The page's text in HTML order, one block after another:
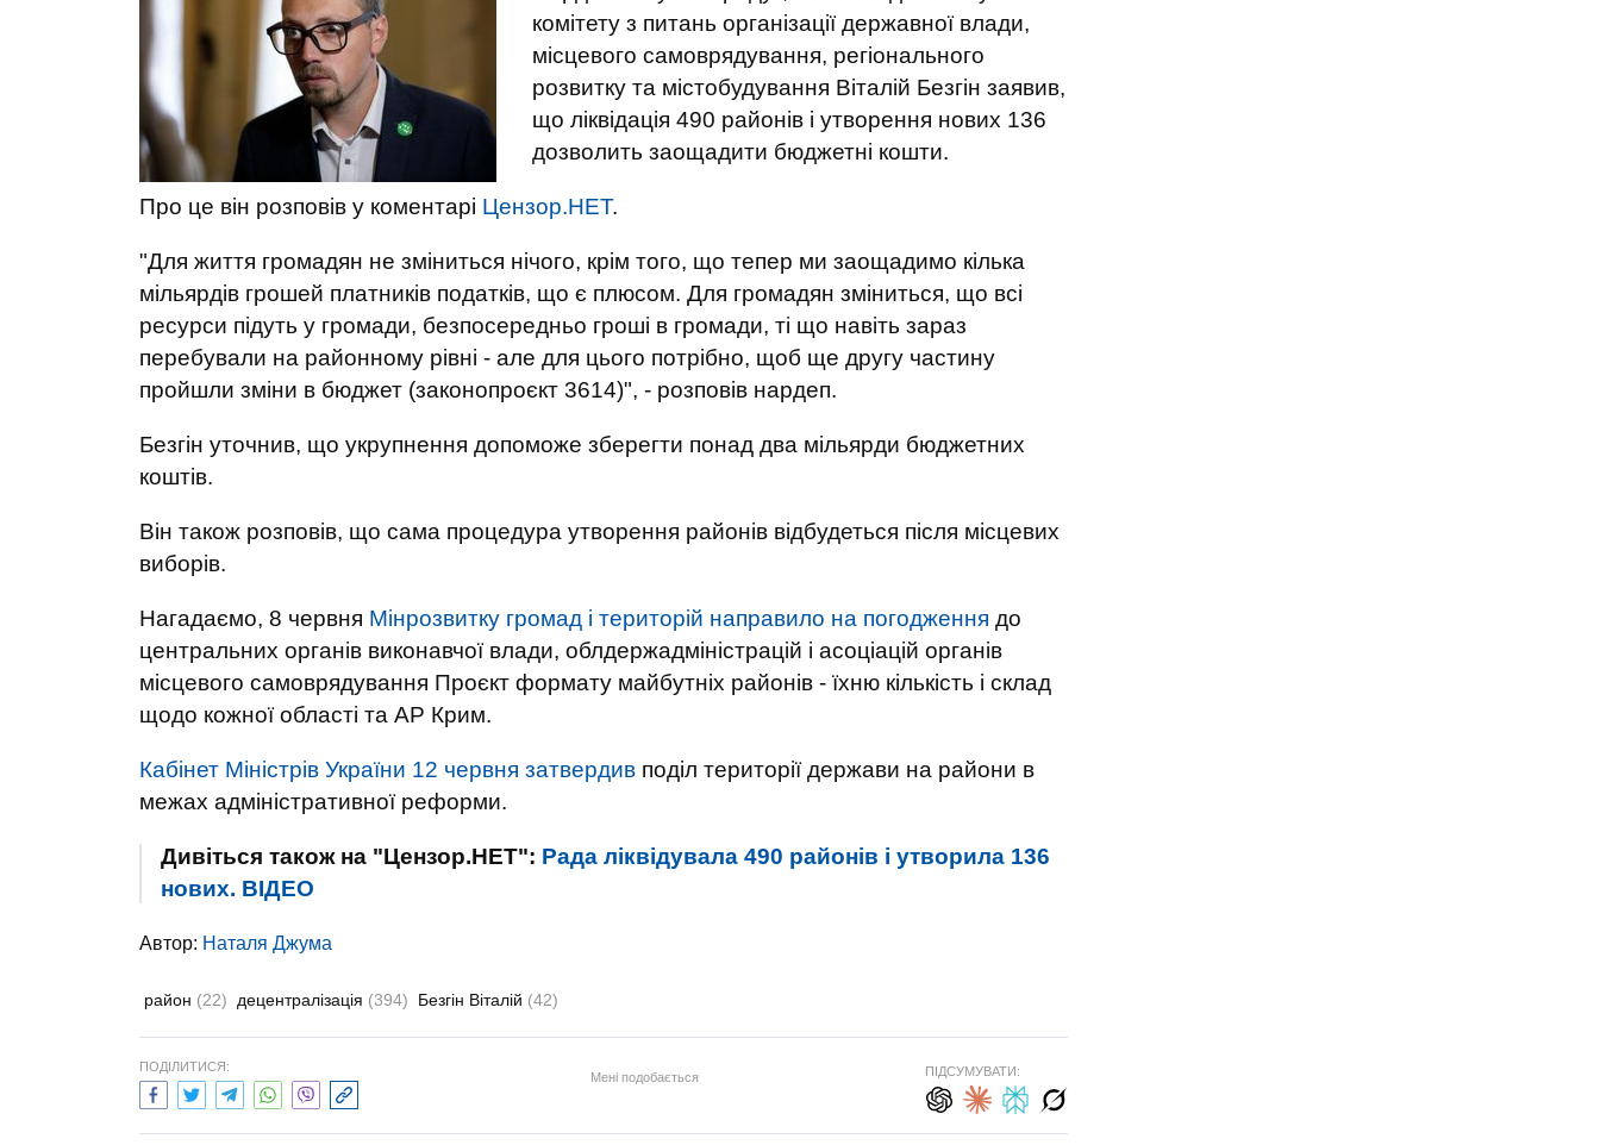
комітету з питань організації державної влади,
місцевого самоврядування, регіонального
розвитку та містобудування Віталій Безгін заявив,
що ліквідація 490 районів і утворення нових 136
дозволить заощадити бюджетні кошти.
Про це він розповів у коментарі Цензор.НЕТ.
"Для життя громадян не зміниться нічого, крім того, що тепер ми заощадимо кілька
мільярдів грошей платників податків, що є плюсом. Для громадян зміниться, що всі
ресурси підуть у громади, безпосередньо гроші в громади, ті що навіть зараз
перебували на районному рівні - але для цього потрібно, щоб ще другу частину
пройшли зміни в бюджет (законопроєкт 3614)", - розповів нардеп.
Безгін уточнив, що укрупнення допоможе зберегти понад два мільярди бюджетних
коштів.
Він також розповів, що сама процедура утворення районів відбудеться після місцевих
виборів.
Нагадаємо, 8 червня Мінрозвитку громад і територій направило на погодження до
центральних органів виконавчої влади, облдержадміністрацій і асоціацій органів
місцевого самоврядування Проєкт формату майбутніх районів - їхню кількість і склад
щодо кожної області та АР Крим.
Кабінет Міністрів України 12 червня затвердив поділ території держави на райони в
межах адміністративної реформи.
Дивіться також на "Цензор.НЕТ": Рада ліквідувала 490 районів і утворила 136
нових. ВIДЕО
Автор: Наталя Джума
район (22) децентралізація (394) Безгін Віталій (42)
ПОДІЛИТИСЯ:
Мені подобається ПІДСУМУВАТИ: